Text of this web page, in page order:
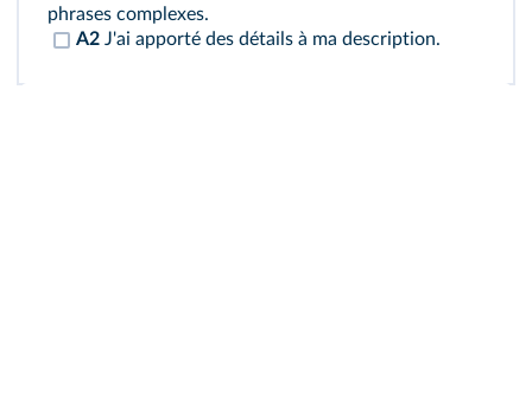
phrases complexes.
A2 J'ai apporté des détails à ma description.